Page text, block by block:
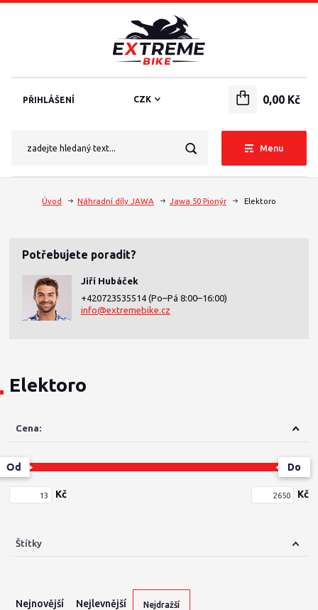
Menu
CZK
PŘIHLÁŠENÍ 0,00 Kč
Úvod Náhradní díly JAWA Jawa 50 Pionýr Elektoro
Potřebujete poradit?
Jiří Hubáček
+420723535514 (Po–Pá 8:00–16:00)
info@extremebike.cz
Elektoro
Cena:
Kč
Od Do
Kč
Štítky
Nejnovější Nejlevnější Nejdražší